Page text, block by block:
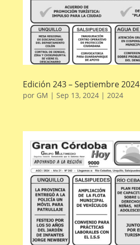
Edición 243 – Septiembre 2024
por GM | Sep 13, 2024| 2024